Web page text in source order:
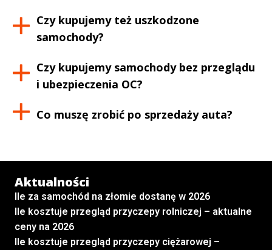
Czy kupujemy też uszkodzone
samochody?
Czy kupujemy samochody bez przeglądu
i ubezpieczenia OC?
Co muszę zrobić po sprzedaży auta?
Aktualności
Ile za samochód na złomie dostanę w 2026
Ile kosztuje przegląd przyczepy rolniczej – aktualne
ceny na 2026
Ile kosztuje przegląd przyczepy ciężarowej –